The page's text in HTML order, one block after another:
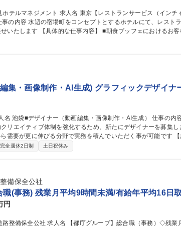
トランサービス（インチャージ）】ホテル勤
ェにおけるお客様のご案内、料理
タヌーンティー、ディナー（アラカルト・コース）の接客対応
/年間休日116日/面接1回
集・画像制作・AI生成) グラフィックデザイナ
リエイティブ体制を強化するため、新たにデザイナーを募集し
更に伸びる分野で実務を積んでいただく事が可能です 【詳細】■動画変種：
広告向け）、カット編集・テロップ挿入・構成調整、納品フォー
設計、生成素材の調整・ブラッシュアップ [業務内容の変更の範
画編集・画像制作・AI生成）
完全週休2日制 土日祝休み
備保全公社
職(事務) 残業月平均9時間未満/有給年平均16日
円
合職（事務）◇残業月平均9時間未満／